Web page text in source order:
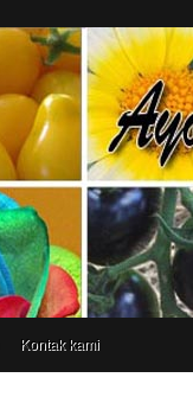
Kontak kami